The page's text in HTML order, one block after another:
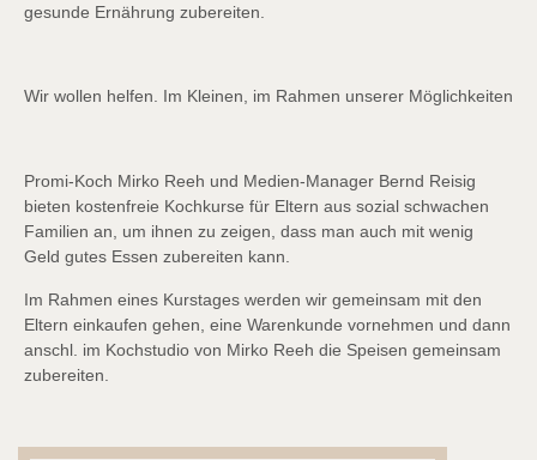
gesunde Ernährung zubereiten.
Wir wollen helfen. Im Kleinen, im Rahmen unserer Möglichkeiten
Promi-Koch Mirko Reeh und Medien-Manager Bernd Reisig
bieten kostenfreie Kochkurse für Eltern aus sozial schwachen
Familien an, um ihnen zu zeigen, dass man auch mit wenig
Geld gutes Essen zubereiten kann.
Im Rahmen eines Kurstages werden wir gemeinsam mit den
Eltern einkaufen gehen, eine Warenkunde vornehmen und dann
anschl. im Kochstudio von Mirko Reeh die Speisen gemeinsam
zubereiten.